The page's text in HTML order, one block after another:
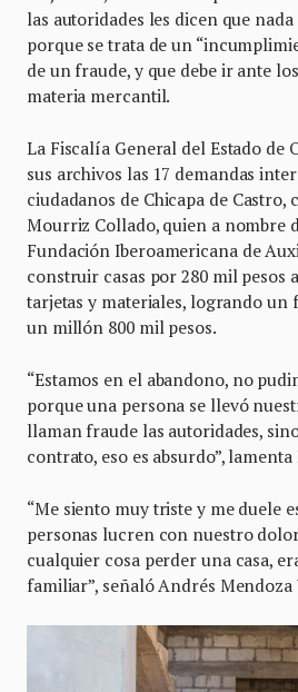
las autoridades les dicen que
porque se trata de un
de un fraude, y que debe ir ante
materia mercantil.
La Fiscalía General del Estado de
sus archivos las 17 demandas
ciudadanos de Chicapa de
Mourriz Collado, quien a nombre
Fundación Iberoamericana de
construir casas por 280 mil pesos
tarjetas y materiales, logrando un
un millón 800 mil pesos.
“Estamos en el abandono, no
porque una persona se llevó
llaman fraude las autoridades,
contrato, eso es absurdo”,
“Me siento muy triste y me duele
personas lucren con nuestro
cualquier cosa perder una casa,
familiar”, señaló Andrés Mendoza